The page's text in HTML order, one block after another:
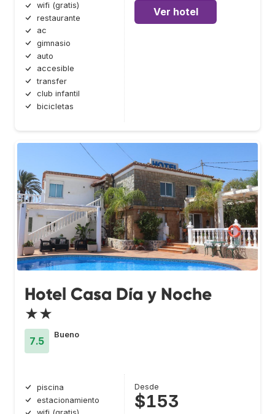
wifi (gratis)
restaurante
ac
gimnasio
auto
accesible
transfer
club infantil
bicicletas
Ver hotel
Hotel Casa Día y Noche
★★
7.5
Bueno
piscina
estacionamiento
Desde
$153